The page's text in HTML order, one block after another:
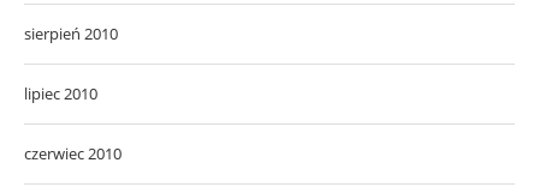
sierpień 2010
lipiec 2010
czerwiec 2010